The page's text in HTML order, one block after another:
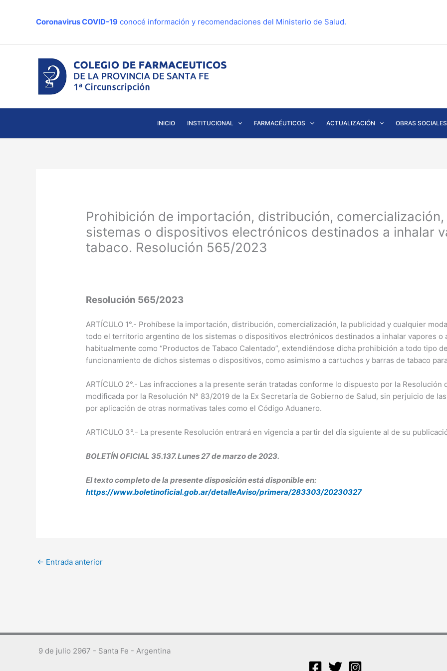
Coronavirus COVID-19 conocé información y recomendaciones del Ministerio de Salud.
INICIO INSTITUCIONAL FARMACÉUTICOS ACTUALIZACIÓN OBRAS SOCIALES
Prohibición de importación, distribución,
sistemas o dispositivos electrónicos destinados a inhalar
tabaco. Resolución 565/2023
Resolución 565/2023
ARTÍCULO 1°.- Prohíbese la importación, distribución, comercialización, la publicidad y cualquier
todo el territorio argentino de los sistemas o dispositivos electrónicos destinados a inhalar vapores o
habitualmente como “Productos de Tabaco Calentado”, extendiéndose dicha prohibición a todo tipo
funcionamiento de dichos sistemas o dispositivos, como asimismo a cartuchos y barras de tabaco
ARTÍCULO 2°.- Las infracciones a la presente serán tratadas conforme lo dispuesto por la
modificada por la Resolución N° 83/2019 de la Ex Secretaría de Gobierno de Salud, sin perjuicio de
por aplicación de otras normativas tales como el Código Aduanero.
ARTICULO 3°.- La presente Resolución entrará en vigencia a partir del día siguiente al de su
BOLETÍN OFICIAL 35.137. Lunes 27 de marzo de 2023.
El texto completo de la presente disposición está disponible en:
https://www.boletinoficial.gob.ar/detalleAviso/primera/283303/20230327
← Entrada anterior
9 de julio 2967 - Santa Fe - Argentina